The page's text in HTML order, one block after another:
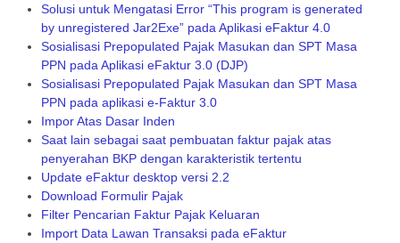
Solusi untuk Mengatasi Error “This program is generated
by unregistered Jar2Exe” pada Aplikasi eFaktur 4.0
Sosialisasi Prepopulated Pajak Masukan dan SPT Masa
PPN pada Aplikasi eFaktur 3.0 (DJP)
Sosialisasi Prepopulated Pajak Masukan dan SPT Masa
PPN pada aplikasi e-Faktur 3.0
Impor Atas Dasar Inden
Saat lain sebagai saat pembuatan faktur pajak atas
penyerahan BKP dengan karakteristik tertentu
Update eFaktur desktop versi 2.2
Download Formulir Pajak
Filter Pencarian Faktur Pajak Keluaran
Import Data Lawan Transaksi pada eFaktur